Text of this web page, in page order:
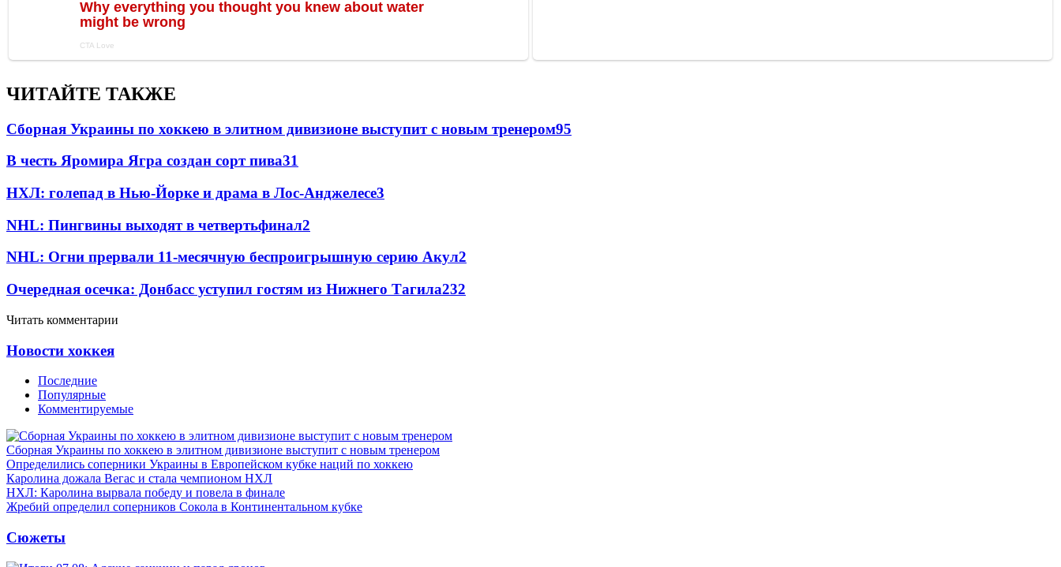
ЧИТАЙТЕ ТАКЖЕ
Сборная Украины по хоккею в элитном дивизионе выступит с новым тренером95
В честь Яромира Ягра создан сорт пива31
НХЛ: голепад в Нью-Йорке и драма в Лос-Анджелесе3
NHL: Пингвины выходят в четвертьфинал2
NHL: Огни прервали 11-месячную беспроигрышную серию Акул2
Очередная осечка: Донбасс уступил гостям из Нижнего Тагила232
Читать комментарии
Новости хоккея
Последние
Популярные
Комментируемые
Сборная Украины по хоккею в элитном дивизионе выступит с новым тренером
Определились соперники Украины в Европейском кубке наций по хоккею
Каролина дожала Вегас и стала чемпионом НХЛ
НХЛ: Каролина вырвала победу и повела в финале
Жребий определил соперников Сокола в Континентальном кубке
Сюжеты